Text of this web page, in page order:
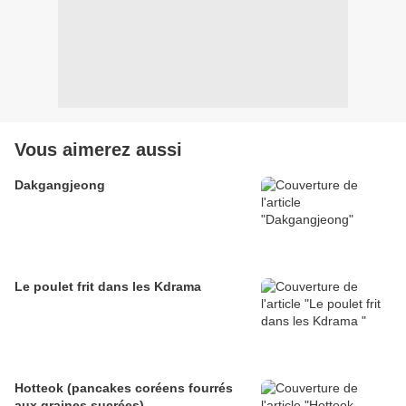
Vous aimerez aussi
Dakgangjeong
Le poulet frit dans les Kdrama
Hotteok (pancakes coréens fourrés